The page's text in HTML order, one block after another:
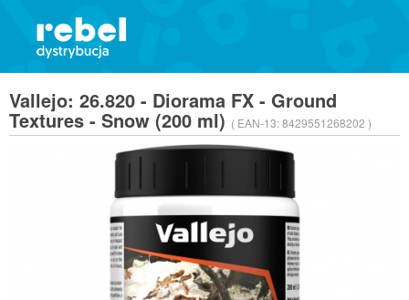
Vallejo: 26.820 - Diorama FX - Ground
Textures - Snow (200 ml) ( EAN-13:8429551268202 )